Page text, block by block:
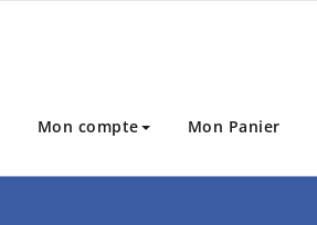
Mon compte Mon Panier